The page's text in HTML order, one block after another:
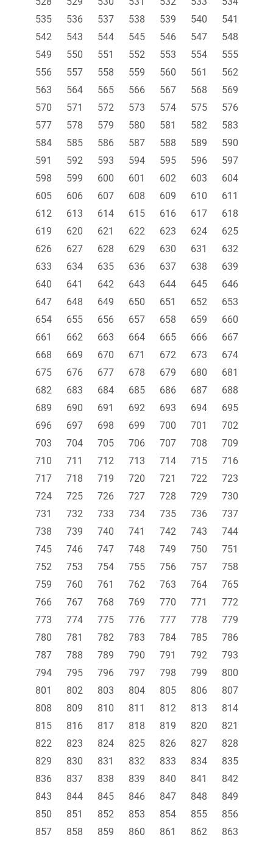
535
536 537 538 539 540
541
542
543 544 545 546 547
548
549
550 551 552 553 554
555
556
557 558 559 560 561
562
563
564 565 566 567 568
569
570
571 572 573 574 575
576
577
578 579 580 581 582
583
584
585 586 587 588 589
590
591
592 593 594 595 596
597
598
599 600 601 602 603
604
605
606 607 608 609 610
611
612
613 614 615 616 617
618
619
620 621 622 623 624
625
626
627 628 629 630 631
632
633
634 635 636 637 638
639
640
641 642 643 644 645
646
647
648 649 650 651 652
653
654
655 656 657 658 659
660
661
662 663 664 665 666
667
668
669 670 671 672 673
674
675
676 677 678 679 680
681
682
683 684 685 686 687
688
689
690 691 692 693 694
695
696
697 698 699 700 701
702
703
704 705 706 707 708
709
710
711 712 713 714 715
716
717
718 719 720 721 722
723
724
725 726 727 728 729
730
731
732 733 734 735 736
737
738
739 740 741 742 743
744
745
746 747 748 749 750
751
752
753 754 755 756 757
758
759
760 761 762 763 764
765
766
767 768 769 770 771
772
773
774 775 776 777 778
779
780
781 782 783 784 785
786
787
788 789 790 791 792
793
794
795 796 797 798 799
800
801
802 803 804 805 806
807
808
809 810 811 812 813
814
815
816 817 818 819 820
821
822
823 824 825 826 827
828
829
830 831 832 833 834
835
836
837 838 839 840 841
842
843
844 845 846 847 848
849
850
851 852 853 854 855
856
857
858 859 860 861 862
863